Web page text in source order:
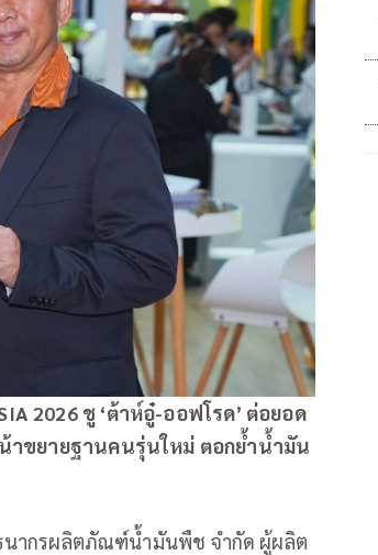
2026 ชู ‘ต้าห์อู๋-ออฟโรด’ ต่อยอด
าขยายฐานคนรุ่นใหม่ ตอกย้ำน้ำมัน
นากรผลิตภัณฑ์น้ำมันพืช จำกัด ผู้ผลิต